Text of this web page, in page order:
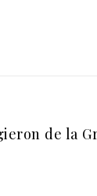
de la